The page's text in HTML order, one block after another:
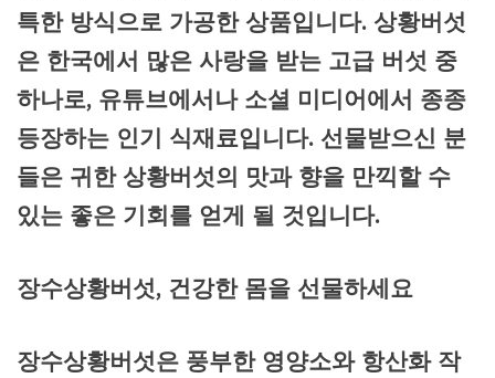
특한 방식으로 가공한 상품입니다. 상황버섯
은 한국에서 많은 사랑을 받는 고급 버섯 중
하나로, 유튜브에서나 소셜 미디어에서 종종
등장하는 인기 식재료입니다. 선물받으신 분
들은 귀한 상황버섯의 맛과 향을 만끽할 수
있는 좋은 기회를 얻게 될 것입니다.
장수상황버섯, 건강한 몸을 선물하세요
장수상황버섯은 풍부한 영양소와 항산화 작